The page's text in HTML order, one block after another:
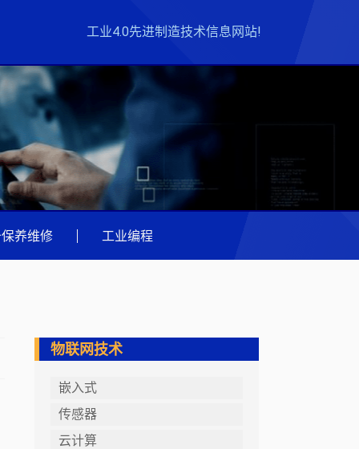
工业4.0先进制造技术信息网站!
养维修 工业编程
物联网技术
嵌入式
传感器
云计算